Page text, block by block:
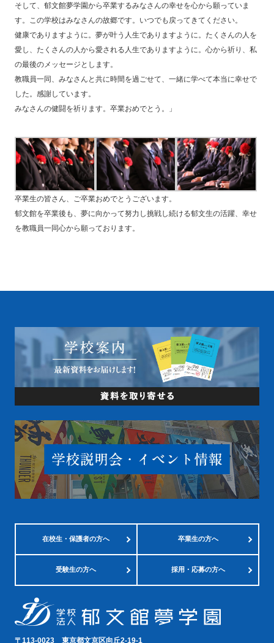
そして、郁文館夢学園から卒業するみなさんの幸せを心から願っていま
す。この学校はみなさんの故郷です。いつでも戻ってきてください。
健康でありますように。夢が叶う人生でありますように。たくさんの人を
愛し、たくさんの人から愛される人生でありますように。心から祈り、私
の最後のメッセージとします。
教職員一同、みなさんと共に時間を過ごせて、一緒に学べて本当に幸せで
した。感謝しています。
みなさんの健闘を祈ります。卒業おめでとう。」
卒業生の皆さん、ご卒業おめでとうございます。
郁文館を卒業後も、夢に向かって努力し挑戦し続ける郁文生の活躍、幸せ
を教職員一同心から願っております。
在校生・保護者の方へ 卒業生の方へ
受験生の方へ 採用・応募の方へ
〒113-0023 東京都文京区向丘2-19-1